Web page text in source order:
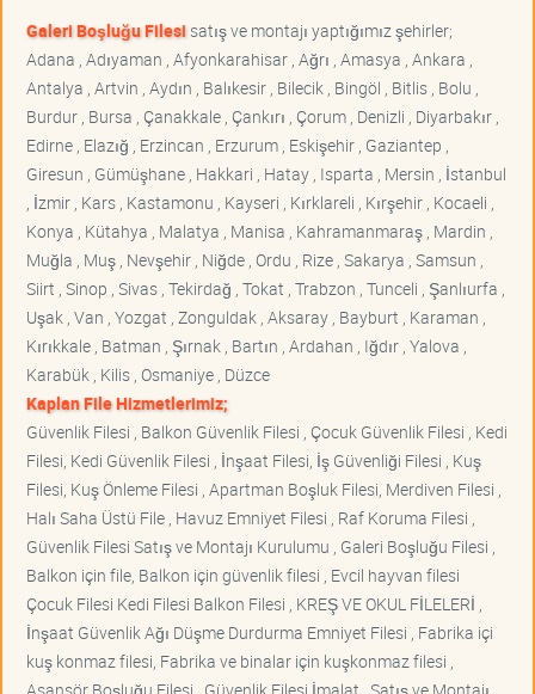
Galeri Boşluğu Filesisatış ve montajı yaptığımız şehirler;
Adana , Adıyaman , Afyonkarahisar , Ağrı , Amasya , Ankara ,
Antalya , Artvin , Aydın , Balıkesir , Bilecik , Bingöl , Bitlis , Bolu ,
Burdur , Bursa , Çanakkale , Çankırı , Çorum , Denizli , Diyarbakır ,
Edirne , Elazığ , Erzincan , Erzurum , Eskişehir , Gaziantep ,
Giresun , Gümüşhane , Hakkari , Hatay , Isparta , Mersin , İstanbul
, İzmir , Kars , Kastamonu , Kayseri , Kırklareli , Kırşehir , Kocaeli ,
Konya , Kütahya , Malatya , Manisa , Kahramanmaraş , Mardin ,
Muğla , Muş , Nevşehir , Niğde , Ordu , Rize , Sakarya , Samsun ,
Siirt , Sinop , Sivas , Tekirdağ , Tokat , Trabzon , Tunceli , Şanlıurfa ,
Uşak , Van , Yozgat , Zonguldak , Aksaray , Bayburt , Karaman ,
Kırıkkale , Batman , Şırnak , Bartın , Ardahan , Iğdır , Yalova ,
Karabük , Kilis , Osmaniye , Düzce
Kaplan File Hizmetlerimiz;
Güvenlik Filesi , Balkon Güvenlik Filesi , Çocuk Güvenlik Filesi , Kedi
Filesi, Kedi Güvenlik Filesi , İnşaat Filesi, İş Güvenliği Filesi , Kuş
Filesi, Kuş Önleme Filesi , Apartman Boşluk Filesi, Merdiven Filesi ,
Halı Saha Üstü File , Havuz Emniyet Filesi , Raf Koruma Filesi ,
Güvenlik Filesi Satış ve Montajı Kurulumu , Galeri Boşluğu Filesi ,
Balkon için file, Balkon için güvenlik filesi , Evcil hayvan filesi
Çocuk Filesi Kedi Filesi Balkon Filesi , KREŞ VE OKUL FİLELERİ ,
İnşaat Güvenlik Ağı Düşme Durdurma Emniyet Filesi , Fabrika içi
kuş konmaz filesi, Fabrika ve binalar için kuşkonmaz filesi ,
Asansör Boşluğu Filesi , Güvenlik Filesi İmalat , Satış ve Montajı ,